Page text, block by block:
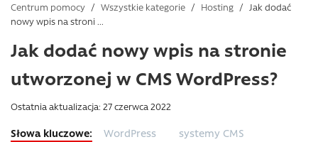
Centrum pomocy / Wszystkie kategorie / Hosting /
Jak dodać
nowy wpis na stroni ...
Jak dodać nowy wpis na stronie
utworzonej w CMS WordPress?
Ostatnia aktualizacja: 27 czerwca 2022
WordPress
systemy CMS